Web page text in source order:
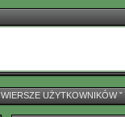
WIERSZE UŻYTKOWNIKÓWˇ